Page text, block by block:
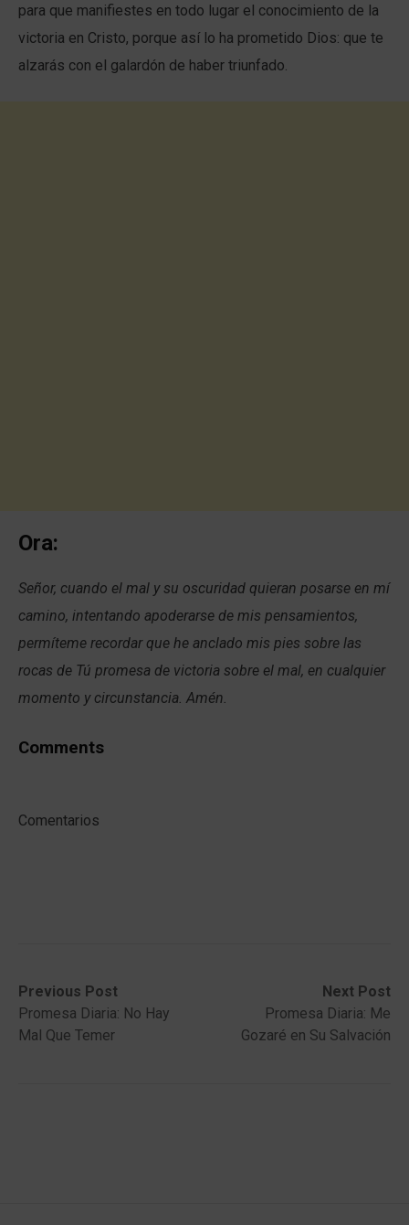
para que manifiestes en todo lugar el conocimiento de la
victoria en Cristo, porque así lo ha prometido Dios: que te
alzarás con el galardón de haber triunfado.
Ora:
Señor, cuando el mal y su oscuridad quieran posarse en mí
camino, intentando apoderarse de mis pensamientos,
permíteme recordar que he anclado mis pies sobre las
rocas de Tú promesa de victoria sobre el mal, en cualquier
momento y circunstancia. Amén.
Comments
Comentarios
Post
navigation
Previous Post
Previous
post:Promesa Diaria: No Hay
Mal Que Temer
Next Post
Next
post:
Promesa Diaria: Me
Gozaré en Su Salvación